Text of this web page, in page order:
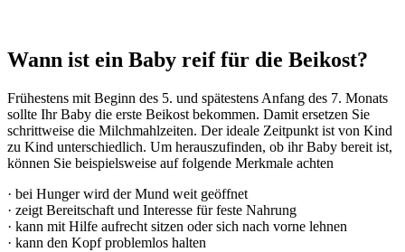
Wann ist ein Baby reif für die Beikost?
Frühestens mit Beginn des 5. und spätes­tens Anfang des 7. Monats
sollte Ihr Baby die erste Beikost bekommen. Damit ersetzen Sie
schrittweise die Milchmahlzeiten. Der ideale Zeitpunkt ist von Kind
zu Kind unterschiedlich. Um herauszufinden, ob ihr Baby bereit ist,
können Sie beispielsweise auf folgende Merkmale achten
· bei Hunger wird der Mund weit geöffnet
· zeigt Bereitschaft und Interesse für feste Nahrung
· kann mit Hilfe aufrecht sitzen oder sich nach vorne lehnen
· kann den Kopf problemlos halten